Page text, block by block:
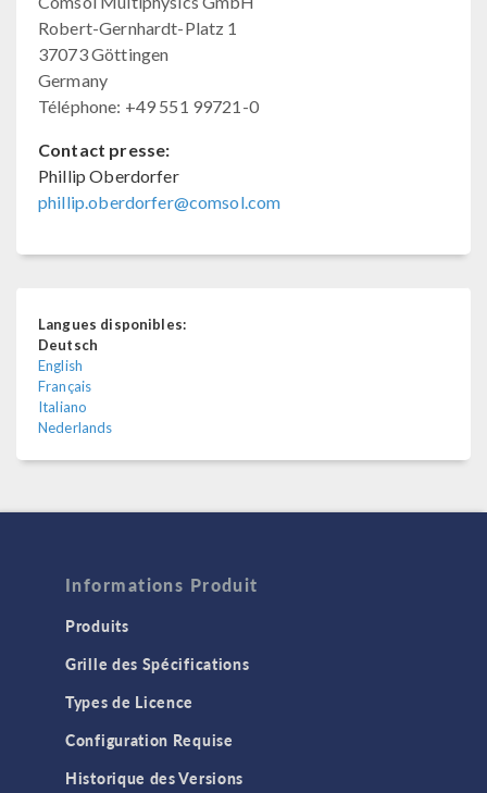
Robert-Gernhardt-Platz 1
37073 Göttingen
Germany
Téléphone: +49 551 99721-0
Contact presse:
Phillip Oberdorfer
phillip.oberdorfer@comsol.com
Langues disponibles:
Deutsch
English
Français
Italiano
Nederlands
Informations Produit
Produits
Grille des Spécifications
Types de Licence
Configuration Requise
Historique des Versions